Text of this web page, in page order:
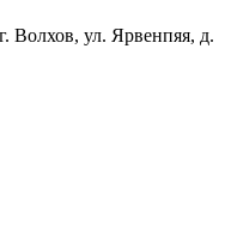
Волхов, ул. Ярвенпяя, д.